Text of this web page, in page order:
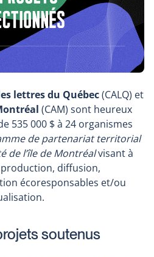
lettres du Québec(CALQ) et
(CAM) sont heureux
535 000 $ à 24 organismes
de partenariat territorial
de l’île de Montréalvisant à
diffusion,
écoresponsables et/ou
soutenus